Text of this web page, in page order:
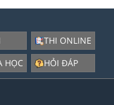
HỌC
THI ONLINE
HỎI ĐÁP